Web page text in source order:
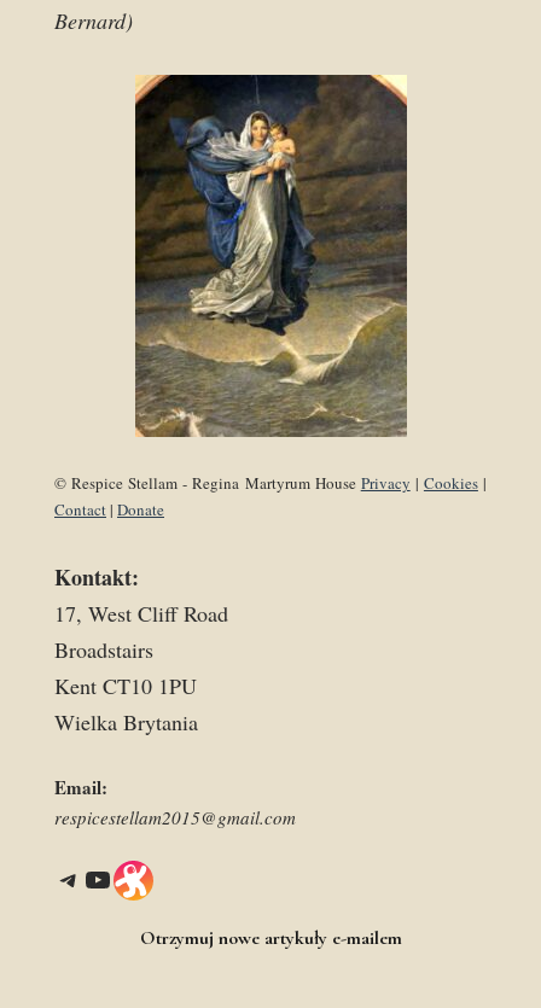
Bernard)
© Respice Stellam - Regina Martyrum House Privacy | Cookies|
Contact| Donate
Kontakt:
17, West Cliff Road
Broadstairs
Kent CT10 1PU
Wielka Brytania
Email:
respicestellam2015@gmail.com
Telegram YouTube Link
Otrzymuj nowe artykuły e-mailem